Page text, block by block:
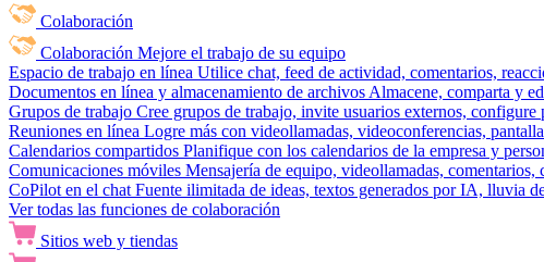
Colaboración
Colaboración Mejore el trabajo de su equipo
Espacio de trabajo en línea Utilice chat, feed de actividad, comentarios,
Documentos en línea y almacenamiento de archivos Almacene, comparta y
Grupos de trabajo Cree grupos de trabajo, invite usuarios externos, configure
Reuniones en línea Logre más con videollamadas, videoconferencias,
Calendarios compartidos Planifique con los calendarios de la empresa y
Comunicaciones móviles Mensajería de equipo, videollamadas, comentarios,
CoPilot en el chat Fuente ilimitada de ideas, textos generados por IA, lluvia
Ver todas las funciones de colaboración
Sitios web y tiendas